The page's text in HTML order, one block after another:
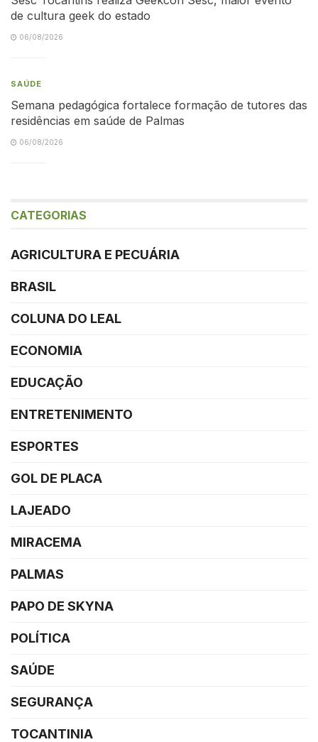
de cultura geek do estado
06/08/2026
SAÚDE
Semana pedagógica fortalece formação de tutores das
residências em saúde de Palmas
06/08/2026
CATEGORIAS
AGRICULTURA E PECUÁRIA
BRASIL
COLUNA DO LEAL
ECONOMIA
EDUCAÇÃO
ENTRETENIMENTO
ESPORTES
GOL DE PLACA
LAJEADO
MIRACEMA
PALMAS
PAPO DE SKYNA
POLÍTICA
SAÚDE
SEGURANÇA
TOCANTINIA